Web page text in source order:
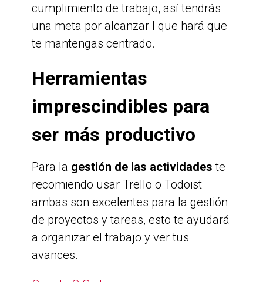
cumplimiento de trabajo, así tendrás
una meta por alcanzar l que hará que
te mantengas centrado.
Herramientas
imprescindibles para
ser más productivo
Para la gestión de las actividades te
recomiendo usar Trello o Todoist
ambas son excelentes para la gestión
de proyectos y tareas, esto te ayudará
a organizar el trabajo y ver tus
avances.